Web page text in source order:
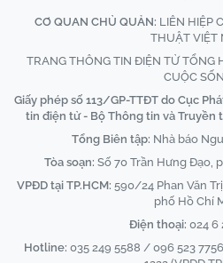
CƠ QUAN CHỦ QUẢN: LIÊN HIỆP
THUẬT VIỆT
TRANG THÔNG TIN ĐIỆN TỬ TỔNG
CUỘC
Giấy phép số 113/GP-TTĐT do Cục
tin điện tử - Bộ Thông tin và
Tổng Biên tập: Nhà báo
Tòa soạn: Số 70 Trần Hưng Đạo,
VPĐD tại TP.HCM: 590/24 Phan Văn
phố Hồ Chí
Điện thoại: 024 6
Hotline: 035 249 5588 / 096 523